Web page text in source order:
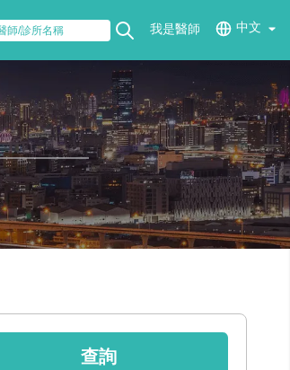
我是醫師 中文
查詢